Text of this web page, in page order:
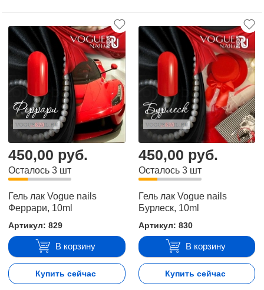
450,00 руб.
Осталось 3 шт
Гель лак Vogue nails
Феррари, 10ml
Артикул: 829
В корзину
Купить сейчас
450,00 руб.
Осталось 3 шт
Гель лак Vogue nails
Бурлеск, 10ml
Артикул: 830
В корзину
Купить сейчас